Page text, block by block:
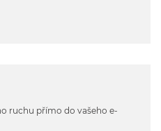
ruchu přímo do vašeho e-